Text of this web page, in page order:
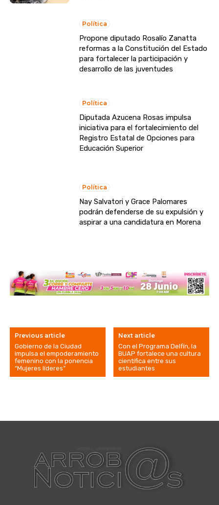
Política
Propone diputado Rosalío Zanatta
reformas a la Constitución del Estado
para fortalecer la participación y
desarrollo de las juventudes
Política
Diputada Azucena Rosas impulsa
iniciativa para el fortalecimiento del
Registro Estatal de Opciones para
Educación Superior
Política
Nay Salvatori y Grace Palomares
podrán defenderse de su expulsión y
aspirar a una candidatura en Morena
Previous article
Gobierno de la Ciudad
impulsa el empoderamiento
femenino con la ponencia
“Mujeres líderes”
Next article
Con el Programa Delfín, la
BUAP fortalece una cultura
científica entre sus
estudiantes